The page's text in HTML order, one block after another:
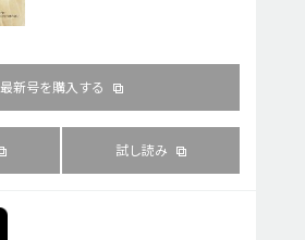
最新号を購入する
試し読み